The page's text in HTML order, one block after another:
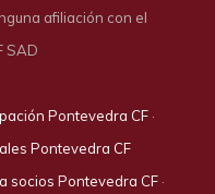
afiliación con el
SAD
Pontevedra CF·
Pontevedra CF
socios Pontevedra CF ·